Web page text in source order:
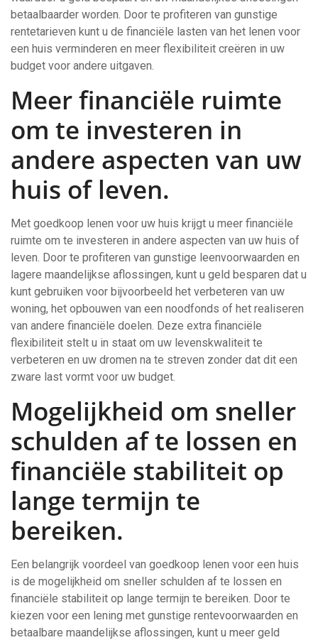
betaalbaarder worden. Door te profiteren van gunstige
rentetarieven kunt u de financiële lasten van het lenen voor
een huis verminderen en meer flexibiliteit creëren in uw
budget voor andere uitgaven.
Meer financiële ruimte
om te investeren in
andere aspecten van uw
huis of leven.
Met goedkoop lenen voor uw huis krijgt u meer financiële
ruimte om te investeren in andere aspecten van uw huis of
leven. Door te profiteren van gunstige leenvoorwaarden en
lagere maandelijkse aflossingen, kunt u geld besparen dat u
kunt gebruiken voor bijvoorbeeld het verbeteren van uw
woning, het opbouwen van een noodfonds of het realiseren
van andere financiële doelen. Deze extra financiële
flexibiliteit stelt u in staat om uw levenskwaliteit te
verbeteren en uw dromen na te streven zonder dat dit een
zware last vormt voor uw budget.
Mogelijkheid om sneller
schulden af te lossen en
financiële stabiliteit op
lange termijn te
bereiken.
Een belangrijk voordeel van goedkoop lenen voor een huis
is de mogelijkheid om sneller schulden af te lossen en
financiële stabiliteit op lange termijn te bereiken. Door te
kiezen voor een lening met gunstige rentevoorwaarden en
betaalbare maandelijkse aflossingen, kunt u meer geld